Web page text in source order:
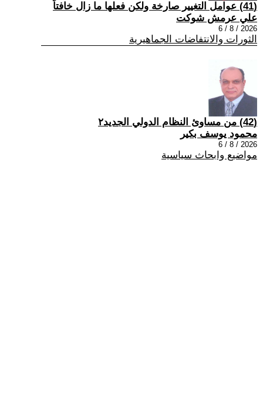
(41) عوامل التغيير صارخة ولكن فعلها ما زال خافتاً
علي عرمش شوكت
2026 / 8 / 6
الثورات والانتفاضات الجماهيرية
(42) من مساوئ النظام الدولي الجديد٢
محمود يوسف بكير
2026 / 8 / 6
مواضيع وابحاث سياسية